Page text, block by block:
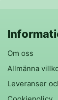
Om oss
Allmänna
Leveranser